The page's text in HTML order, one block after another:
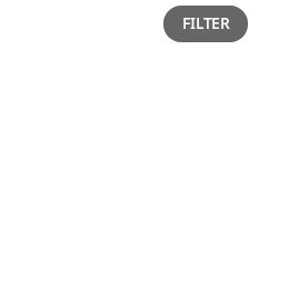
Min.
prijs
Max.
prijsFILTER